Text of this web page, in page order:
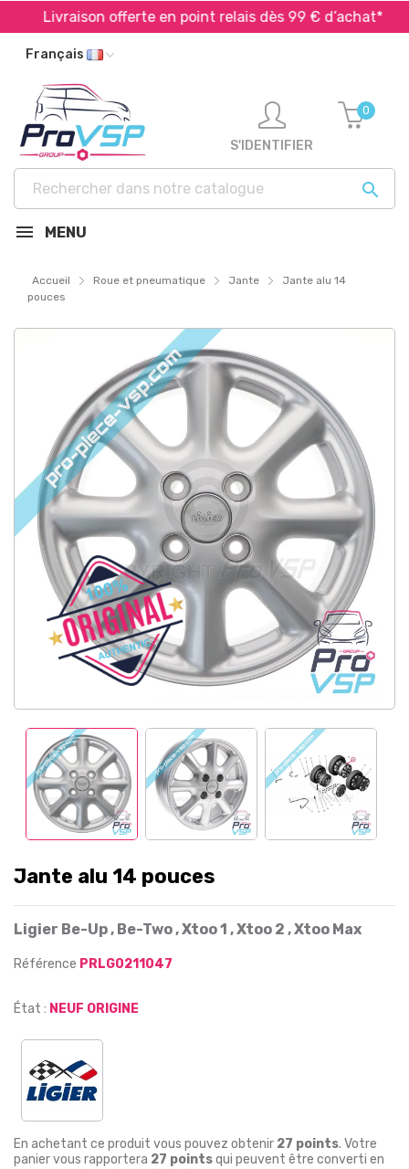
Livraison offerte en point relais dès 99 € d’achat*
Français

S'IDENTIFIER
0
MENU
Accueil Roue et pneumatique Jante
Jante alu 14
pouces
Jante alu 14 pouces
Ligier Be-Up , Be-Two , Xtoo 1 , Xtoo 2 , Xtoo Max
Référence PRLG0211047
État : NEUF ORIGINE
En achetant ce produit vous pouvez obtenir 27 points. Votre
panier vous rapportera 27 pointsqui peuvent être converti en